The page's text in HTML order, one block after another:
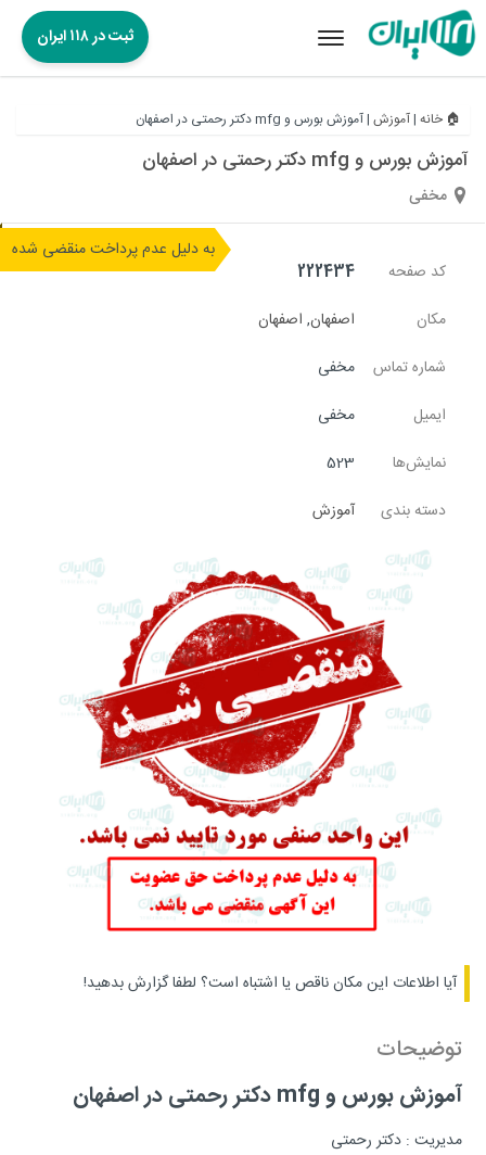
Toggle
ثبت در ۱۱۸ ایران
🏠 خانه|آموزش|آموزش بورس و mfg دکتر رحمتی در اصفهان
آموزش بورس و mfg دکتر رحمتی در اصفهان
مخفی
به دلیل عدم پرداخت منقضی شده
کد صفحه
222434
مکان
اصفهان, اصفهان
شماره تماس
مخفی
ایمیل
مخفی
نمایش‌ها
523
دسته بندی
آموزش
آیا اطلاعات این مکان ناقص یا اشتباه است؟ لطفا گزارش بدهید!
توضیحات
آموزش بورس و mfg دکتر رحمتی در اصفهان
مدیریت : دکتر رحمتی